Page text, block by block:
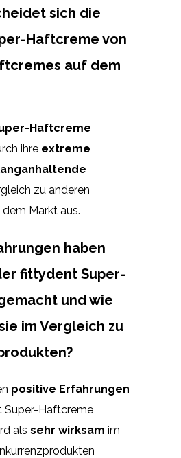
sich die
Haftcreme von
auf dem
Haftcreme
ihre extreme
zu anderen
Markt aus.
haben
fittydent Super-
und wie
im Vergleich zu
positive Erfahrungen
Haftcreme
als sehr wirksam im